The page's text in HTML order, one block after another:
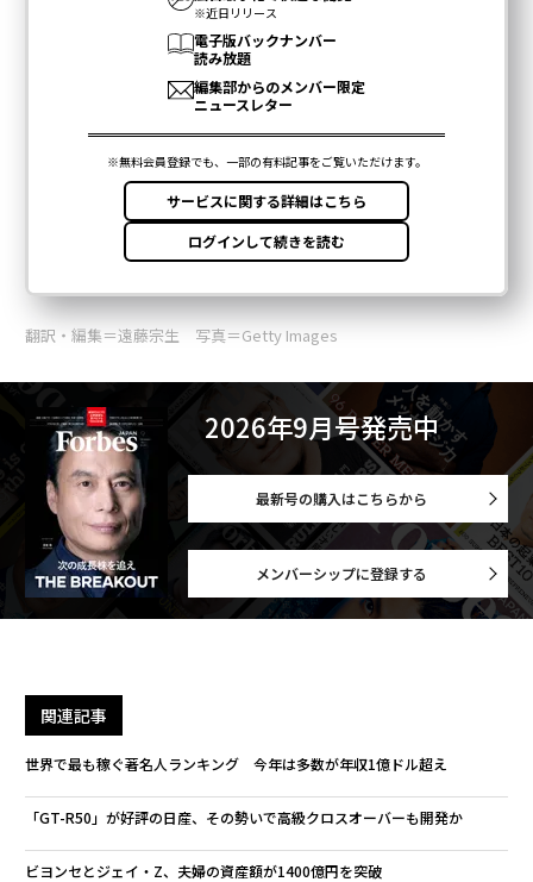
翻訳・編集＝遠藤宗生 写真＝Getty Images
2026年9月号発売中
最新号の購入はこちらから
メンバーシップに登録する
関連記事
世界で最も稼ぐ著名人ランキング 今年は多数が年収1億ドル超え
「GT-R50」が好評の日産、その勢いで高級クロスオーバーも開発か
ビヨンセとジェイ・Z、夫婦の資産額が1400億円を突破